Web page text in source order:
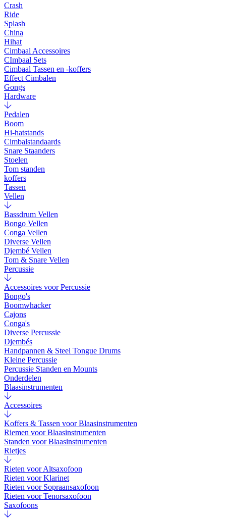
Crash
Ride
Splash
China
Hihat
Cimbaal Accessoires
CImbaal Sets
Cimbaal Tassen en -koffers
Effect Cimbalen
Gongs
Hardware
Pedalen
Boom
Hi-hatstands
Cimbalstandaards
Snare Staanders
Stoelen
Tom standen
koffers
Tassen
Vellen
Bassdrum Vellen
Bongo Vellen
Conga Vellen
Diverse Vellen
Djembé Vellen
Tom & Snare Vellen
Percussie
Accessoires voor Percussie
Bongo's
Boomwhacker
Cajons
Conga's
Diverse Percussie
Djembés
Handpannen & Steel Tongue Drums
Kleine Percussie
Percussie Standen en Mounts
Onderdelen
Blaasinstrumenten
Accessoires
Koffers & Tassen voor Blaasinstrumenten
Riemen voor Blaasinstrumenten
Standen voor Blaasinstrumenten
Rietjes
Rieten voor Altsaxofoon
Rieten voor Klarinet
Rieten voor Sopraansaxofoon
Rieten voor Tenorsaxofoon
Saxofoons